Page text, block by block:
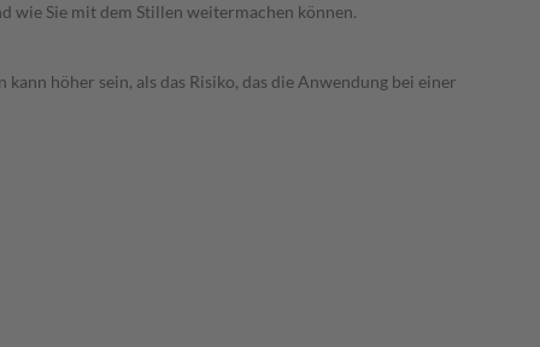
wie Sie mit dem Stillen weitermachen können.
höher sein, als das Risiko, das die Anwendung bei einer